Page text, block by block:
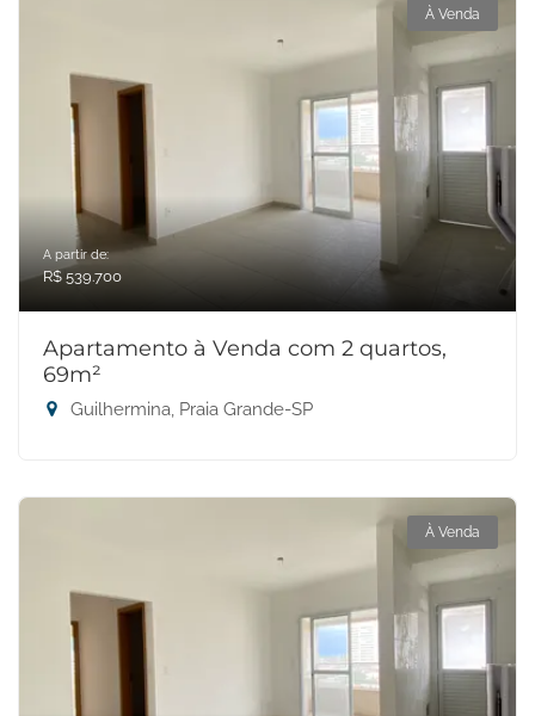
À Venda
A partir de:
R$ 539.700
Apartamento à Venda com 2 quartos,
69m²
Guilhermina, Praia Grande-SP
À Venda